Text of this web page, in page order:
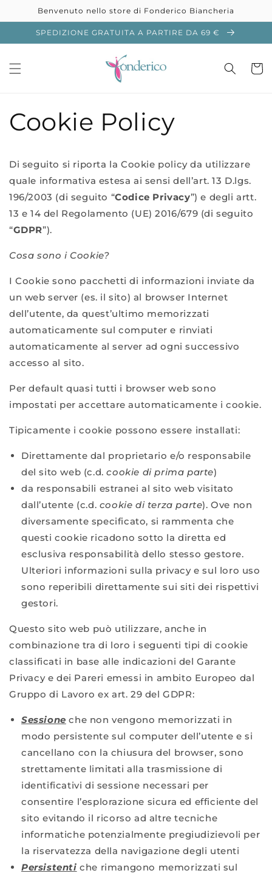
direttamente
ai contenuti
Benvenuto nello store di Fonderico Biancheria
SPEDIZIONE GRATUITA A PARTIRE DA 69 €
Cookie Policy
Di seguito si riporta la Cookie policy da utilizzare
quale informativa estesa ai sensi dell’art. 13 D.lgs.
196/2003 (di seguito “Codice Privacy”) e degli artt.
13 e 14 del Regolamento (UE) 2016/679 (di seguito
“GDPR”).
Cosa sono i Cookie?
I Cookie sono pacchetti di informazioni inviate da
un web server (es. il sito) al browser Internet
dell’utente, da quest’ultimo memorizzati
automaticamente sul computer e rinviati
automaticamente al server ad ogni successivo
accesso al sito.
Per default quasi tutti i browser web sono
impostati per accettare automaticamente i cookie.
Tipicamente i cookie possono essere installati:
Direttamente dal proprietario e/o responsabile
del sito web (c.d.cookie di prima parte)
da responsabili estranei al sito web visitato
dall’utente (c.d. cookie di terza parte). Ove non
diversamente specificato, si rammenta che
questi cookie ricadono sotto la diretta ed
esclusiva responsabilità dello stesso gestore.
Ulteriori informazioni sulla privacy e sul loro uso
sono reperibili direttamente sui siti dei rispettivi
gestori.
Questo sito web può utilizzare, anche in
combinazione tra di loro i seguenti tipi di cookie
classificati in base alle indicazioni del Garante
Privacy e dei Pareri emessi in ambito Europeo dal
Gruppo di Lavoro ex art. 29 del GDPR:
Sessione che non vengono memorizzati in
modo persistente sul computer dell’utente e si
cancellano con la chiusura del browser, sono
strettamente limitati alla trasmissione di
identificativi di sessione necessari per
consentire l’esplorazione sicura ed efficiente del
sito evitando il ricorso ad altre tecniche
informatiche potenzialmente pregiudizievoli per
la riservatezza della navigazione degli utenti
Persistenti che rimangono memorizzati sul